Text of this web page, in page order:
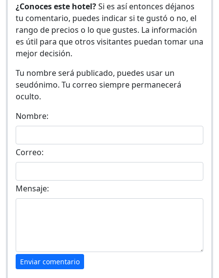
¿Conoces este hotel?Si es así entonces déjanos
tu comentario, puedes indicar si te gustó o no, el
rango de precios o lo que gustes. La información
es útil para que otros visitantes puedan tomar una
mejor decisión.
Tu nombre será publicado, puedes usar un
seudónimo. Tu correo siempre permanecerá
oculto.
Nombre:
Correo:
Mensaje:
Enviar comentario